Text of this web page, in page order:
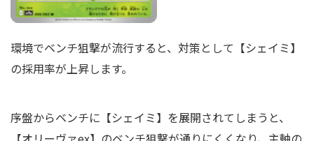
環境でベンチ狙撃が流行すると、対策として【シェイミ】
の採用率が上昇します。
序盤からベンチに【シェイミ】を展開されてしまうと、